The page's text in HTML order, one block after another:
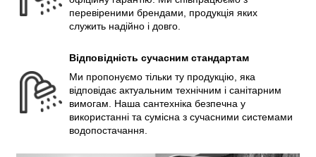
перевіреними брендами, продукція яких
служить надійно і довго.
Відповідність сучасним стандартам
Ми пропонуємо тільки ту продукцію, яка
відповідає актуальним технічним і санітарним
вимогам. Наша сантехніка безпечна у
використанні та сумісна з сучасними системами
водопостачання.